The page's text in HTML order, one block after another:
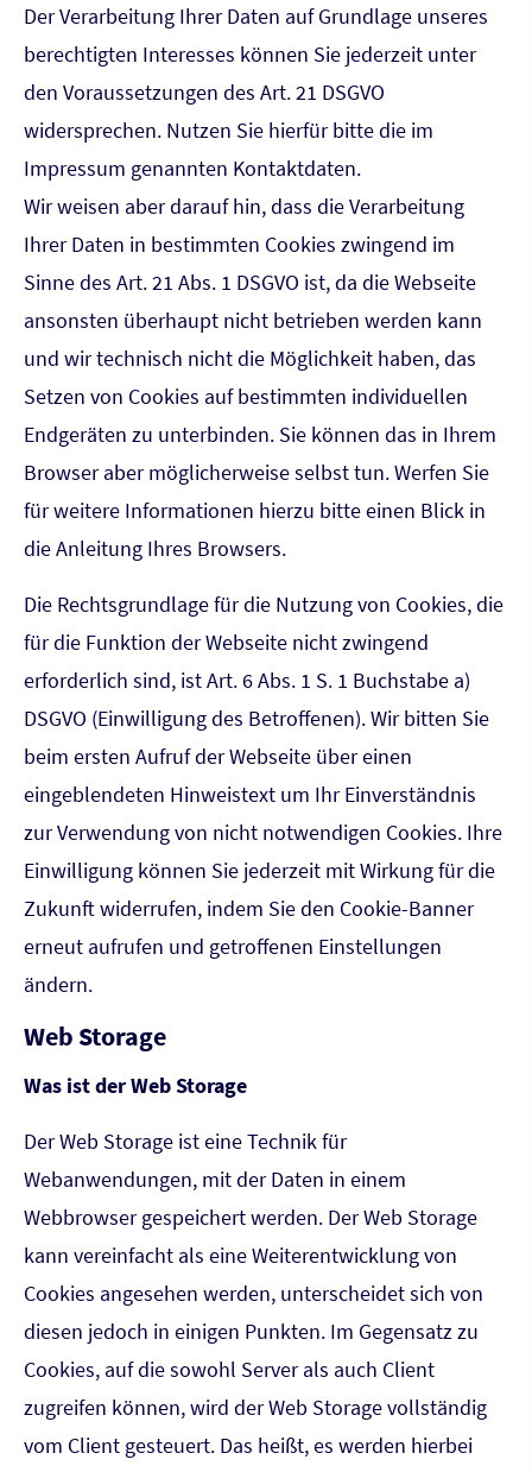
Der Verarbeitung Ihrer Daten auf Grundlage unseres
berechtigten Interesses können Sie jederzeit unter
den Voraussetzungen des Art. 21 DSGVO
widersprechen. Nutzen Sie hierfür bitte die im
Impressum genannten Kontaktdaten.
Wir weisen aber darauf hin, dass die Verarbeitung
Ihrer Daten in bestimmten Cookies zwingend im
Sinne des Art. 21 Abs. 1 DSGVO ist, da die Webseite
ansonsten überhaupt nicht betrieben werden kann
und wir technisch nicht die Möglichkeit haben, das
Setzen von Cookies auf bestimmten individuellen
Endgeräten zu unterbinden. Sie können das in Ihrem
Browser aber möglicherweise selbst tun. Werfen Sie
für weitere Informationen hierzu bitte einen Blick in
die Anleitung Ihres Browsers.
Die Rechtsgrundlage für die Nutzung von Cookies, die
für die Funktion der Webseite nicht zwingend
erforderlich sind, ist Art. 6 Abs. 1 S. 1 Buchstabe a)
DSGVO (Einwilligung des Betroffenen). Wir bitten Sie
beim ersten Aufruf der Webseite über einen
eingeblendeten Hinweistext um Ihr Einverständnis
zur Verwendung von nicht notwendigen Cookies. Ihre
Einwilligung können Sie jederzeit mit Wirkung für die
Zukunft widerrufen, indem Sie den Cookie-Banner
erneut aufrufen und getroffenen Einstellungen
ändern.
Web Storage
Was ist der Web Storage
Der Web Storage ist eine Technik für
Webanwendungen, mit der Daten in einem
Webbrowser gespeichert werden. Der Web Storage
kann vereinfacht als eine Weiterentwicklung von
Cookies angesehen werden, unterscheidet sich von
diesen jedoch in einigen Punkten. Im Gegensatz zu
Cookies, auf die sowohl Server als auch Client
zugreifen können, wird der Web Storage vollständig
vom Client gesteuert. Das heißt, es werden hierbei